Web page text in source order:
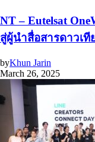
NT – Eutelsat
สู่ผู้นำสื่อสารดาวเที
byKhun Jarin
March 26, 2025